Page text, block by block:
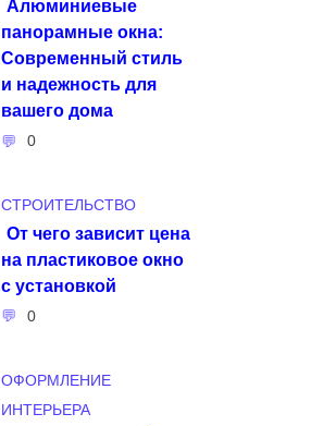
Алюминиевые
панорамные окна:
Современный стиль
и надежность для
вашего дома
0
СТРОИТЕЛЬСТВО
От чего зависит цена
на пластиковое окно
с установкой
0
ОФОРМЛЕНИЕ
ИНТЕРЬЕРА